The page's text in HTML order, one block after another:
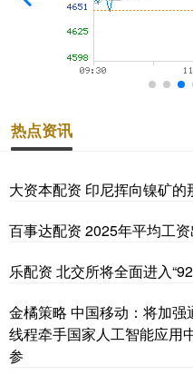
热点资讯
大资本配资 印尼挥向镍矿
百事达配资 2025年平均工
乐配资 北交所将全面进入
金橘策略 中国移动：将加
线程牵手国家人工智能应用
参